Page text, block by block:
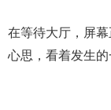
在等待大厅，屏
心思，看着发生的